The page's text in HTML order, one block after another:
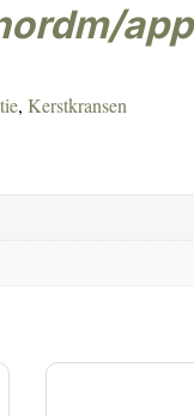
, Kerstkransen